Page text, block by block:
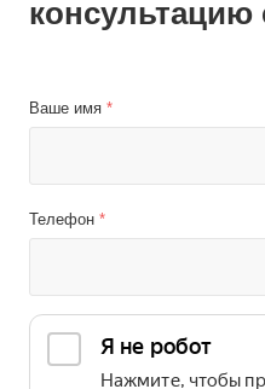
консультацию
Ваше имя *
Телефон *